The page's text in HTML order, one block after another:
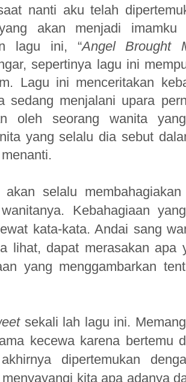
nanti aku telah
akan menjadi
lagu ini, “Angel Brought
sepertinya lagu ini
Lagu ini menceritakan
sedang menjalani upara
oleh seorang wanita
yang selalu dia sebut
selalu
Kebahagiaan
kata-kata. Andai sang
lihat, dapat merasakan apa
yang menggambarkan
sekali lah lagu ini.
kecewa karena bertemu
dipertemukan
kita apa adanya